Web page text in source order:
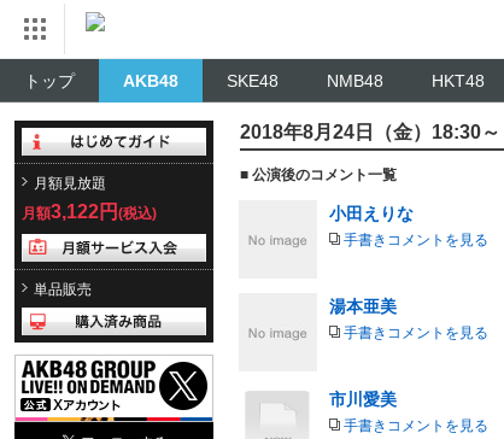
トップ AKB48 SKE48 NMB48 HKT48
月額見放題
月額3,122円 (税込)
単品販売
2018年8月24日（金）18:30
■ 公演後のコメント一覧
小田えりな
手書きコメントを見る
湯本亜美
手書きコメントを見る
市川愛美
手書きコメントを見る